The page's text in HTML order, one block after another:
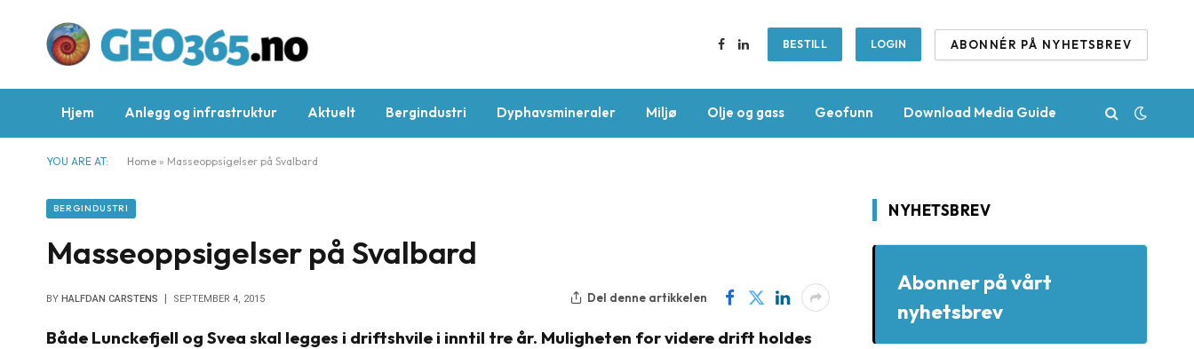
Facebook
LinkedInBESTILL LOGIN ABONNÉR PÅ NYHETSBREV
Hjem Anlegg og infrastruktur Aktuelt Bergindustri Dyphavsmineraler Miljø Olje og gass Geofunn Download Media Guide
YOU ARE AT: Home » Masseoppsigelser på Svalbard
BERGINDUSTRI
Masseoppsigelser på Svalbard
BY HALFDAN CARSTENS SEPTEMBER 4, 2015 Del denne artikkelen
Både Lunckefjell og Svea skal legges i driftshvile i inntil tre år. Muligheten for videre drift holdes
NYHETSBREV
Abonner på vårt
nyhetsbrev